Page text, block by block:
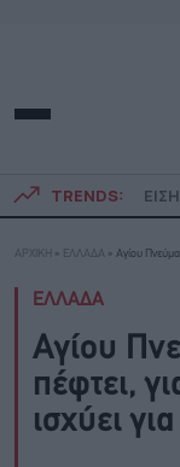
TRENDS:
ΑΡΧΙΚΗ » ΕΛΛΑΔΑ » Αγίου
ΕΛΛΑΔΑ
Αγίου
πέφτει,
ισχύει